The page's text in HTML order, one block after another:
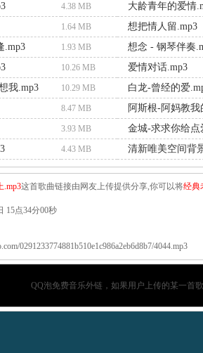
4.38 MB
大龄青年的爱情
1.64 MB
想把情人留.mp3
.mp3
1.93 MB
想念 - 钢琴伴奏
10.26 MB
爱情对话.mp3
我.mp3
10.29 MB
白龙-曾经的爱
8.47 MB
阿斯根-阿妈教我
3.93 MB
金城-求求你给点
4.43 MB 清新唯美空间背
.mp3这首歌曲链接由网友上传提供分享,你可以将经典
15点34分00秒
0291233774881b510e1c986a2eb6d8b7/4044.mp3
QQ泡免费音乐外链，如果用户上传的某一首